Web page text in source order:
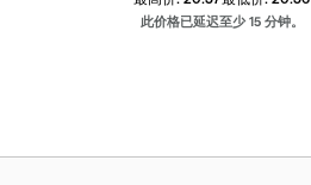
此价格已延迟至少 15 分钟。